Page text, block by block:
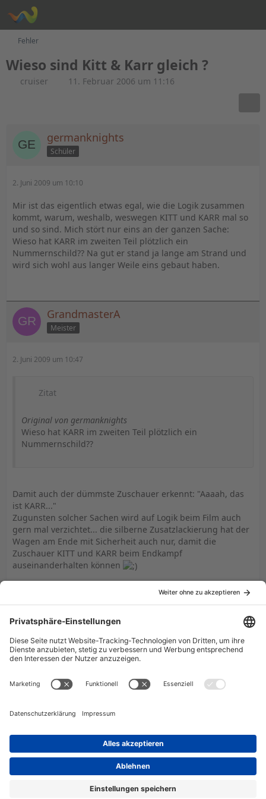
Fehler
Wieso sind Kitt & Karr gleich ?
cruiser 11. Februar 2006 um 11:16
germanknights
Schüler
2. Juni 2009 um 10:10
Mir ist das eigentlich etwas egal, wie die Logik zusammen
kommt, warum, weshalb, weswegen KITT und KARR mal so
und so sind. Mich stört nur eins an der ganzen Sache:
Wieso hat KARR im zweiten Teil plötzlich ein
Nummernschild?? Na gut er stand ja lange am Strand und
wird sich wohl aus langer Weile eins gebaut haben.
GrandmasterA
Meister
2. Juni 2009 um 10:47
Zitat
Original von germanknights
Wieso hat KARR im zweiten Teil plötzlich ein
Nummernschild??
Damit auch der dümmste Zuschauer erkennt: "Aaaah, das
ist KARR..."
Zugunsten solcher Sachen wird auf Logik beim Film auch
gern mal verzichtet... die silberne Zusatzlackierung hat der
Wagen am Ende mit Sicherheit auch nur, damit die
Zuschauer KITT und KARR beim Endkampf
auseinanderhalten können
germanknights
3. Juni 2009 um 19:34
das weiß ich doch Grandmaster, sollte ja nur als Scherz
Datenschutzerklärung Impressum